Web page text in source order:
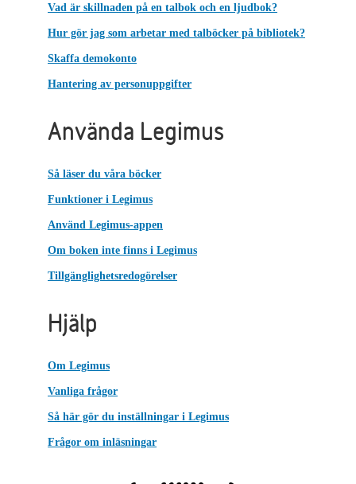
Vad är skillnaden på en talbok och en ljudbok?
Hur gör jag som arbetar med talböcker på bibliotek?
Skaffa demokonto
Hantering av personuppgifter
Använda Legimus
Så läser du våra böcker
Funktioner i Legimus
Använd Legimus-appen
Om boken inte finns i Legimus
Tillgänglighetsredogörelser
Hjälp
Om Legimus
Vanliga frågor
Så här gör du inställningar i Legimus
Frågor om inläsningar